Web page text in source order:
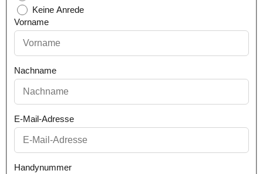
Keine Anrede
Vorname
Nachname
E-Mail-Adresse
Handynummer